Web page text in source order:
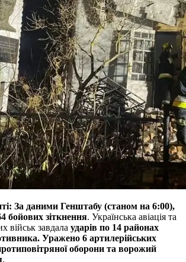
За даними Генштабу (станом на 6:00),
бойових зіткнення. Українська авіація та
військ завдала ударів по 14 районах
Уражено 6 артилерійських
оборони та ворожий
.